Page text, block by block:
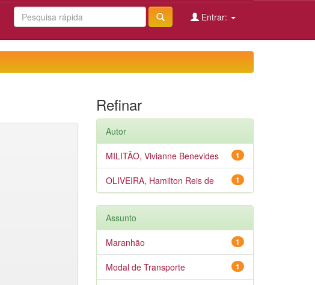
Entrar:
Refinar
Autor
1
MILITÃO, Vivianne Benevides
1
OLIVEIRA, Hamilton Reis de
Assunto
1
Maranhão
1
Modal de Transporte